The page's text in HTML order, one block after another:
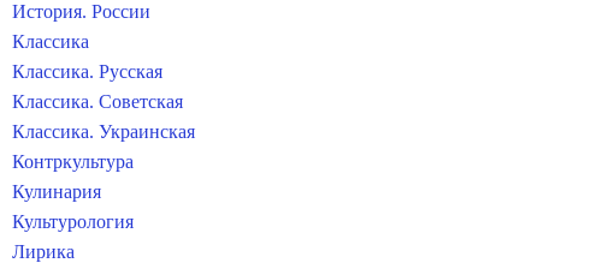
История. России
Классика
Классика. Русская
Классика. Советская
Классика. Украинская
Контркультура
Кулинария
Культурология
Лирика